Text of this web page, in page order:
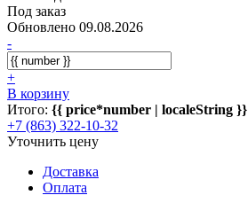
Под заказ
Обновлено 09.08.2026
-
+
В корзину
Итого: {{ price*number | localeString }}
+7 (863) 322-10-32
Уточнить цену
Доставка
Оплата